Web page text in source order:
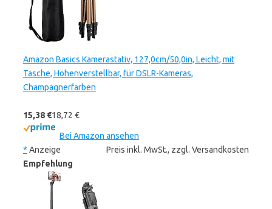
Amazon Basics Kamerastativ, 127,0cm/50,0in, Leicht, mit
Tasche, Höhenverstellbar, für DSLR-Kameras,
Champagnerfarben
15,38 €18,72 €
Bei Amazon ansehen
* Anzeige
Preis inkl. MwSt., zzgl. Versandkosten
Empfehlung